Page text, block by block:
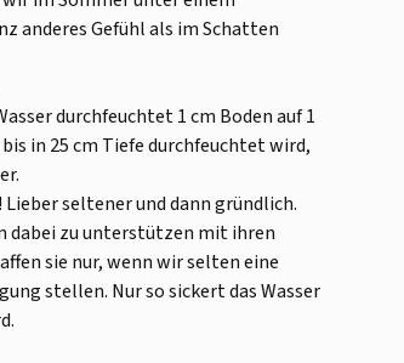
anderes Gefühl als im Schatten
durchfeuchtet 1 cm Boden auf 1
in 25 cm Tiefe durchfeuchtet wird,
seltener und dann gründlich.
dabei zu unterstützen mit ihren
sie nur, wenn wir selten eine
stellen. Nur so sickert das Wasser